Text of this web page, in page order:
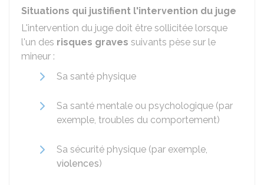
Situations qui justifient l'intervention du juge
L'intervention du juge doit être sollicitée lorsque
l'un des risques graves suivants pèse sur le
mineur :
Sa santé physique
Sa santé mentale ou psychologique (par
exemple, troubles du comportement)
Sa sécurité physique (par exemple,
violences)